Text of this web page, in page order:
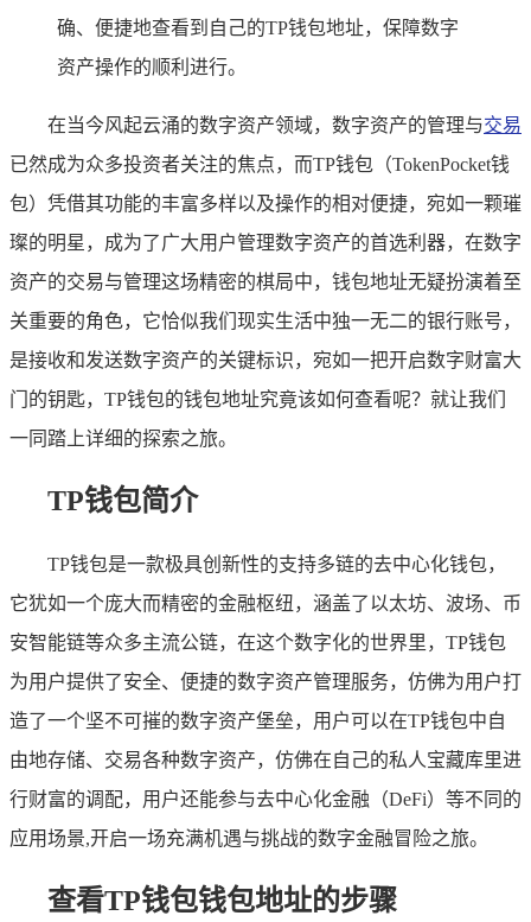
确、便捷地查看到自己的TP钱包地址，保障数字
资产操作的顺利进行。
在当今风起云涌的数字资产领域，数字资产的管理与交易
已然成为众多投资者关注的焦点，而TP钱包（TokenPocket钱
包）凭借其功能的丰富多样以及操作的相对便捷，宛如一颗璀
璨的明星，成为了广大用户管理数字资产的首选利器，在数字
资产的交易与管理这场精密的棋局中，钱包地址无疑扮演着至
关重要的角色，它恰似我们现实生活中独一无二的银行账号，
是接收和发送数字资产的关键标识，宛如一把开启数字财富大
门的钥匙，TP钱包的钱包地址究竟该如何查看呢？就让我们
一同踏上详细的探索之旅。
TP钱包简介
TP钱包是一款极具创新性的支持多链的去中心化钱包，
它犹如一个庞大而精密的金融枢纽，涵盖了以太坊、波场、币
安智能链等众多主流公链，在这个数字化的世界里，TP钱包
为用户提供了安全、便捷的数字资产管理服务，仿佛为用户打
造了一个坚不可摧的数字资产堡垒，用户可以在TP钱包中自
由地存储、交易各种数字资产，仿佛在自己的私人宝藏库里进
行财富的调配，用户还能参与去中心化金融（DeFi）等不同的
应用场景,开启一场充满机遇与挑战的数字金融冒险之旅。
查看TP钱包钱包地址的步骤